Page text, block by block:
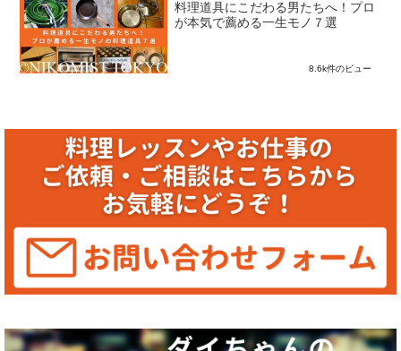
料理道具にこだわる男たちへ！プロ
が本気で薦める一生モノ７選
8.6k件のビュー